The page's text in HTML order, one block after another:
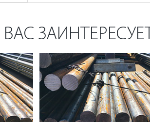
ВАС ЗАИНТЕРЕСУЕТ